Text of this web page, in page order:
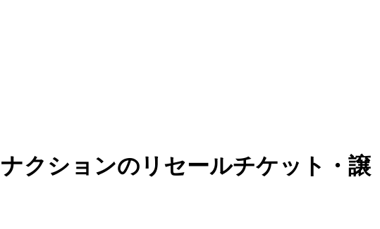
クションのリセールチケット・譲